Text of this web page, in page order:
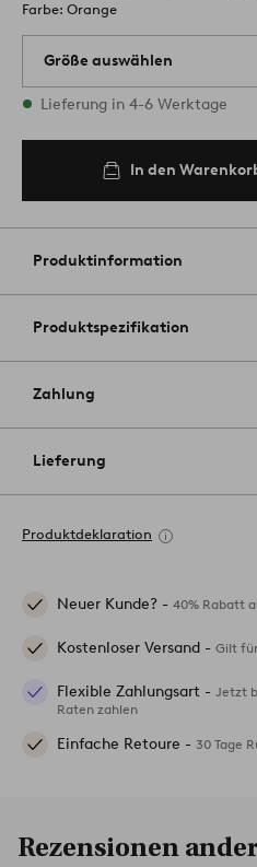
Farbe: Orange
Größe auswählen
1 Größen vorrätig
Lieferung in 4-6 Werktage
In den
In den
Produktinformation
Produktspezifikation
Zahlung
Lieferung
Produktdeklaration
Neuer Kunde? - 40% Rabatt
Kostenloser Versand - Gilt
Flexible Zahlungsart - Jetzt
Raten zahlen
Einfache Retoure - 30 Tage
Rezensionen